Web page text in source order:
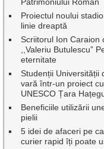
Proiectul noului
linie dreaptă
Scriitorul Ion Caraion
,,Valeriu Butulescu”
eternitate
Studenții Universității
vară într-un proiect
UNESCO Țara
Beneficiile utilizării
pielii
5 idei de afaceri pe
curier rapid îți poate